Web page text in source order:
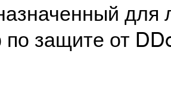
по защите от